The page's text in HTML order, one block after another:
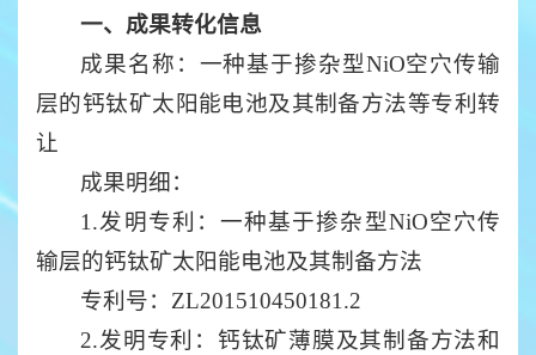
一、成果转化信息
成果名称： 一种基于掺杂型NiO空穴传输
层的钙钛矿太阳能电池及其制备方法等专利转
让
成果明细：
1.发明专利：一种基于掺杂型NiO空穴传
输层的钙钛矿太阳能电池及其制备方法
专利号：ZL201510450181.2
2.发明专利：钙钛矿薄膜及其制备方法和